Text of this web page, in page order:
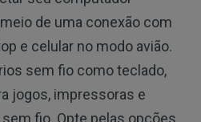
de uma conexão com
e celular no modo avião.
sem fio como teclado,
jogos, impressoras e
fio. Opte pelas opções